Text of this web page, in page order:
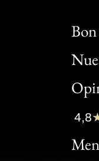
Bon
Clic
Bon
4,8